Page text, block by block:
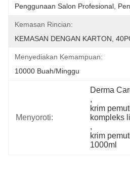
Penggunaan Salon Profesional,
Kemasan Rincian:
KEMASAN DENGAN KARTON,
Menyediakan Kemampuan:
10000 Buah/minggu
Menyoroti:
Derma
,
krim
kompleks
,
krim
1000ml